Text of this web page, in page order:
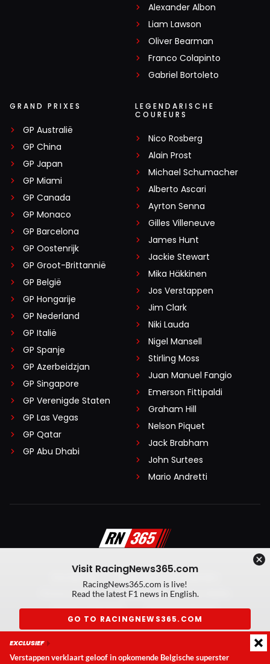
Alexander Albon
Liam Lawson
Oliver Bearman
Franco Colapinto
Gabriel Bortoleto
GRAND PRIXES
GP Australië
GP China
GP Japan
GP Miami
GP Canada
GP Monaco
GP Barcelona
GP Oostenrijk
GP Groot-Brittannië
GP België
GP Hongarije
GP Nederland
GP Italië
GP Spanje
GP Azerbeidzjan
GP Singapore
GP Verenigde Staten
GP Las Vegas
GP Qatar
GP Abu Dhabi
LEGENDARISCHE
COUREURS
Nico Rosberg
Alain Prost
Michael Schumacher
Alberto Ascari
Ayrton Senna
Gilles Villeneuve
James Hunt
Jackie Stewart
Mika Häkkinen
Jos Verstappen
Jim Clark
Niki Lauda
Nigel Mansell
Stirling Moss
Juan Manuel Fangio
Emerson Fittipaldi
Graham Hill
Nelson Piquet
Jack Brabham
John Surtees
Mario Andretti
Algemene voorwaarden
Privacy Policy
Created by On Your Marks
Privacy manager
Kansspeluitingen
Visit RacingNews365.com
RacingNews365.com is live!
Read the latest F1 news in English.
GO TO RACINGNEWS365.COM
EXCLUSIEF
Verstappen verklaart geloof in opkomende Belgische superster